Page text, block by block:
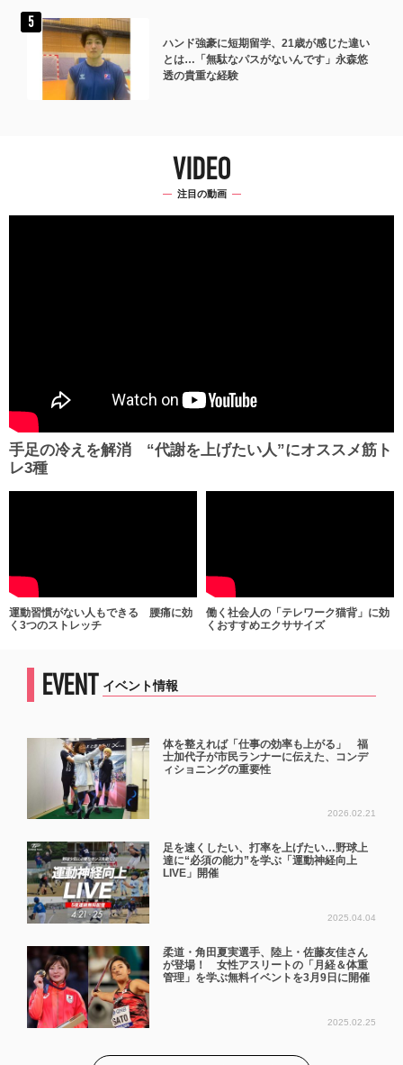
ハンド強豪に短期留学、21歳が感じた違い
とは…「無駄なパスがないんです」永森悠
透の貴重な経験
VIDEO
注目の動画
手足の冷えを解消 “代謝を上げたい人”にオススメ筋ト
レ3種
運動習慣がない人もできる 腰痛に効
く3つのストレッチ
働く社会人の「テレワーク猫背」に効
くおすすめエクササイズ
EVENT イベント情報
体を整えれば「仕事の効率も上がる」 福
士加代子が市民ランナーに伝えた、コンデ
ィショニングの重要性
2026.02.21
足を速くしたい、打率を上げたい…野球上
達に“必須の能力”を学ぶ「運動神経向上
LIVE」開催
2025.04.04
柔道・角田夏実選手、陸上・佐藤友佳さん
が登場！ 女性アスリートの「月経＆体重
管理」を学ぶ無料イベントを3月9日に開催
2025.02.25